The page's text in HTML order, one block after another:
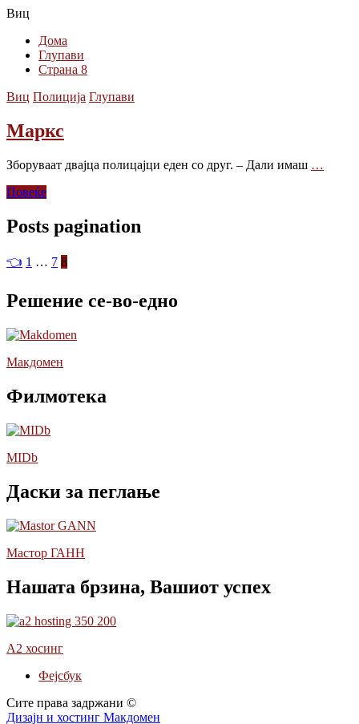
Виц
Дома
Глупави
Страна 8
Виц Полиција Глупави
Маркс
Зборуваат двајца полицајци еден со друг. – Дали имаш …
Повеќе
Posts pagination
👈 1 … 7 8
Решение се-во-едно
Макдомен
Филмотека
MIDb
Даски за пеглање
Мастор ГАНН
Нашата брзина, Вашиот успех
А2 хосинг
Фејсбук
Сите права задржани ©
Дизајн и хостинг Макдомен